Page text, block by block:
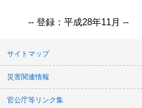
-- 登録：平成28年11月 --
サイトマップ
災害関連情報
官公庁等リンク集